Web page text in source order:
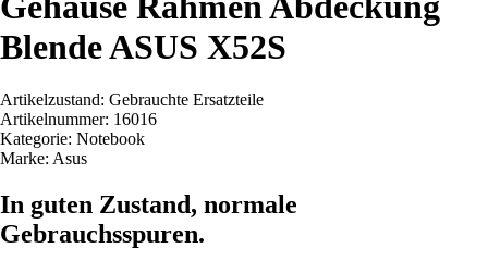
Blende ASUS X52S
Artikelzustand: Gebrauchte Ersatzteile
Artikelnummer: 16016
Kategorie: Notebook
Marke: Asus
In guten Zustand, normale
Gebrauchsspuren.